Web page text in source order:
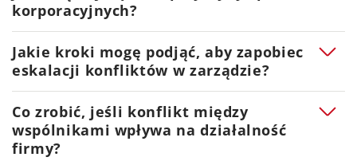
korporacyjnych?
różnice w wizjach rozwoju firmy między wspólnikami,
konflikty w zarządzie dotyczące strategii i decyzji
i zarządzaniem zasobami.
Jakie kroki mogę podjąć, aby zapobiec
eskalacji konfliktów w zarządzie?
regularnie organizować spotkania, na których
omawiane są kluczowe kwestie i wszelkie różnice w
Co zrobić, jeśli konflikt między
wspólnikami wpływa na działalność
firmy?